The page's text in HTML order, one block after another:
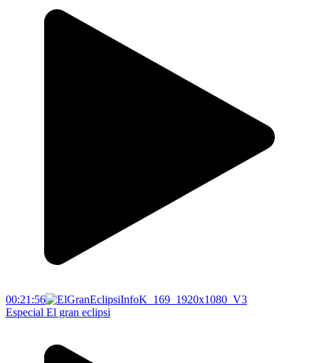
00:21:56
Especial El gran eclipsi